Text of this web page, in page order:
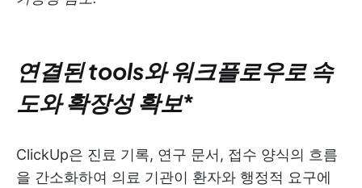
연결된 tools와 워크플로우로 속
도와 확장성 확보*
ClickUp은 진료 기록, 연구 문서, 접수 양식의 흐름
을 간소화하여 의료 기관이 환자와 행정적 요구에